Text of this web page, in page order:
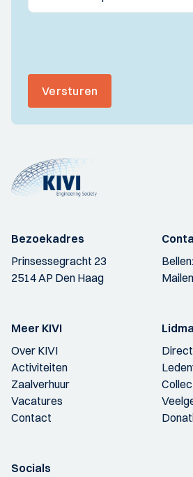
Versturen
Bezoekadres
Prinsessegracht 23
2514 AP Den Haag
Bellen:
Meer KIVI
Over KIVI
Activiteiten
Zaalverhuur
Vacatures
Contact
Socials